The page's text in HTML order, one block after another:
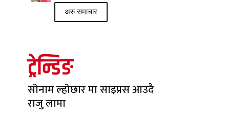
अरु समाचार
ट्रेन्डिङ
सोनाम ल्होछार मा साइप्रस आउदै
राजु लामा